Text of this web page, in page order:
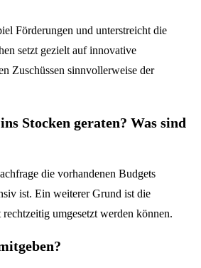
Förderungen und unterstreicht die
setzt gezielt auf innovative
Zuschüssen sinnvollerweise der
Stocken geraten? Was sind
die vorhandenen Budgets
ist. Ein weiterer Grund ist die
umgesetzt werden können.